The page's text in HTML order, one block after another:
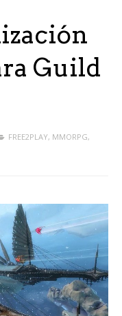
Guild
FREE2PLAY, MMORPG,